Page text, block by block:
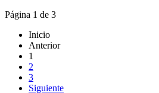
Página 1 de 3
Inicio
Anterior
1
2
3
Siguiente